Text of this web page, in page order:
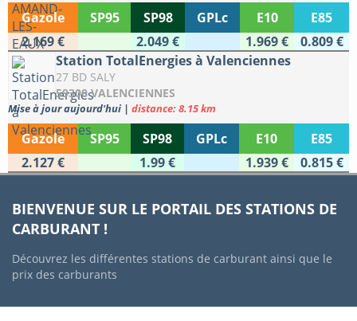
Gazole SP95 SP98 GPLc E10
E85
2.169 €
2.049 € 1.969 €
0.809 €
Station TotalEnergies à Valenciennes
27 BD SALY
59300 VALENCIENNES
Mise à jour aujourd'hui | distance: 8.15 km
Gazole SP95 SP98 GPLc E10
E85
2.127 €
1.99 € 1.939 € 0.815 €
BIENVENUE SUR LE PORTAIL DES STATIONS DE
CARBURANT !
Découvrez les différentes stations de carburant ainsi que le
prix des carburants